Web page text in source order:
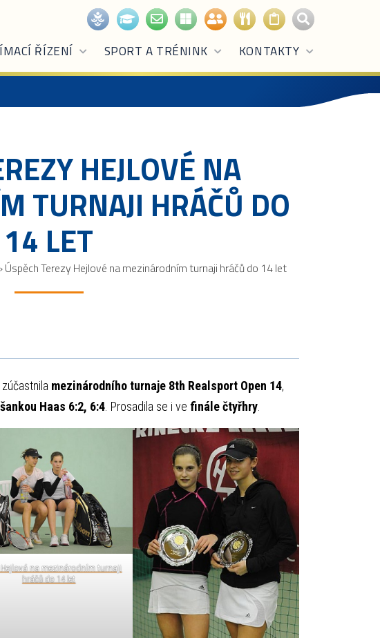
ŘÍZENÍ SPORT A TRÉNINK KONTAKTY
HEJLOVÉ NA
TURNAJI HRÁČŮ DO
14 LET
Úspěch Terezy Hejlové na mezinárodním turnaji hráčů do 14 let
mezinárodního turnaje 8th Realsport Open 14,
Haas 6:2, 6:4. Prosadila se i ve finále čtyřhry.
Hejlová na mezinárodním turnaji
hráčů do 14 let